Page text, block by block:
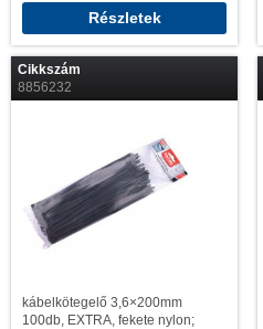
Részletek
Cikkszám
8856232
kábelkötegelő 3,6×200mm
100db, EXTRA, fekete nylon;